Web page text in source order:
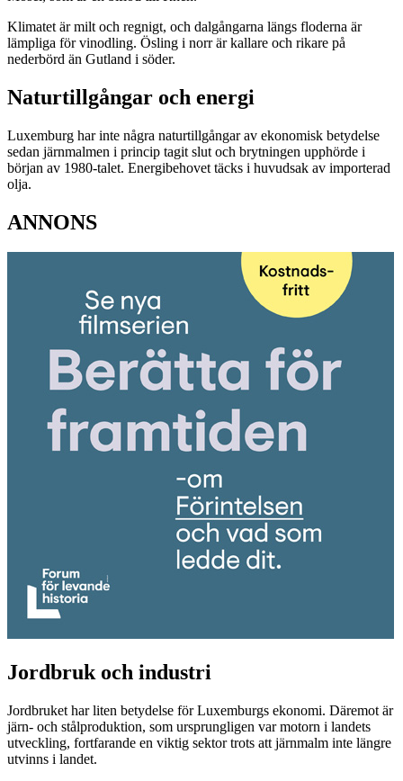
Klimatet är milt och regnigt, och dalgångarna längs floderna är
lämpliga för vinodling. Ösling i norr är kallare och rikare på
nederbörd än Gutland i söder.
Naturtillgångar och energi
Luxemburg har inte några naturtillgångar av ekonomisk betydelse
sedan järnmalmen i princip tagit slut och brytningen upphörde i
början av 1980-talet. Energibehovet täcks i huvudsak av importerad
olja.
ANNONS
Jordbruk och industri
Jordbruket har liten betydelse för Luxemburgs ekonomi. Däremot är
järn- och stålproduktion, som ursprungligen var motorn i landets
utveckling, fortfarande en viktig sektor trots att järnmalm inte längre
utvinns i landet.